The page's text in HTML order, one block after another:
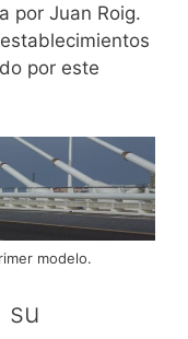
por Juan Roig.
por este
modelo.
su